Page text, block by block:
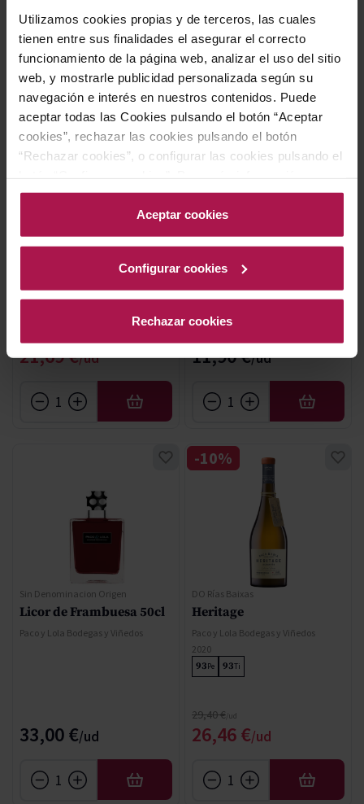
Utilizamos cookies propias y de terceros, las cuales
tienen entre sus finalidades el asegurar el correcto
funcionamiento de la página web, analizar el uso del sitio
web, y mostrarle publicidad personalizada según su
navegación e interés en nuestros contenidos. Puede
aceptar todas las Cookies pulsando el botón “Aceptar
cookies”, rechazar las cookies pulsando el botón
“Rechazar cookies”, o configurar las cookies pulsando el
acceda a nuestra Política de Cookies.Para más
información acceda a nuestraPolítica de Cookies
Aceptar cookies
Configurar cookies
Rechazar cookies
AÑADIR
Lola Espumoso Rías
Baixas
Paco y Lola Bodegas y Viñedos
2020
92
Precio especial
21,69 €
-10%
AÑADIR
DO Cava
Lola Cava
2020
11,90 €
AÑADIR
Sin Denominacion Origen
Licor de Frambuesa 50cl
Paco y Lola Bodegas y Viñedos
33,00 €
AÑADIR
DO Rías Baixas
Heritage
Paco y Lola Bodegas y Viñedos
2020
93Pe 93Ti
Precio especial
26,46 €
Precio normal
29,40 €
-10%
AÑADIR